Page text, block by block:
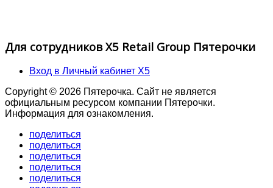
Для сотрудников X5 Retail Group Пятерочки
Вход в Личный кабинет X5
Copyright © 2026 Пятерочка. Сайт не является
официальным ресурсом компании Пятерочки.
Информация для ознакомления.
поделиться
поделиться
поделиться
поделиться
поделиться